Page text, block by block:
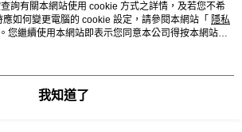
詢有關本網站使用 cookie 方式之詳情，及若您不希
如何變更電腦的 cookie 設定，請參閱本網站「 隱私
您繼續使用本網站即表示您同意本公司得按本網站使
cookie。
我知道了